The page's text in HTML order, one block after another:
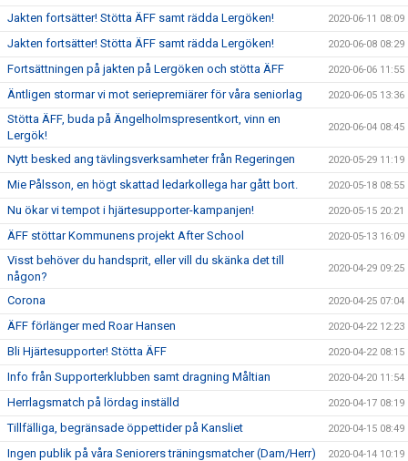
Jakten fortsätter! Stötta ÄFF samt rädda Lergöken! 2020-06-11 08:09
Jakten fortsätter! Stötta ÄFF samt rädda Lergöken! 2020-06-08 08:29
Fortsättningen på jakten på Lergöken och stötta ÄFF 2020-06-06 11:55
Äntligen stormar vi mot seriepremiärer för våra seniorlag 2020-06-05 13:36
Stötta ÄFF, buda på Ängelholmspresentkort, vinn en
Lergök!
2020-06-04 08:45
Nytt besked ang tävlingsverksamheter från Regeringen 2020-05-29 11:19
Mie Pålsson, en högt skattad ledarkollega har gått bort. 2020-05-18 08:55
Nu ökar vi tempot i hjärtesupporter-kampanjen! 2020-05-15 20:21
ÄFF stöttar Kommunens projekt After School 2020-05-13 16:09
Visst behöver du handsprit, eller vill du skänka det till
någon?
2020-04-29 09:25
Corona 2020-04-25 07:04
ÄFF förlänger med Roar Hansen 2020-04-22 12:23
Bli Hjärtesupporter! Stötta ÄFF 2020-04-22 08:15
Info från Supporterklubben samt dragning Måltian 2020-04-20 11:54
Herrlagsmatch på lördag inställd 2020-04-17 08:19
Tillfälliga, begränsade öppettider på Kansliet 2020-04-15 08:49
Ingen publik på våra Seniorers träningsmatcher (Dam/Herr) 2020-04-14 10:19